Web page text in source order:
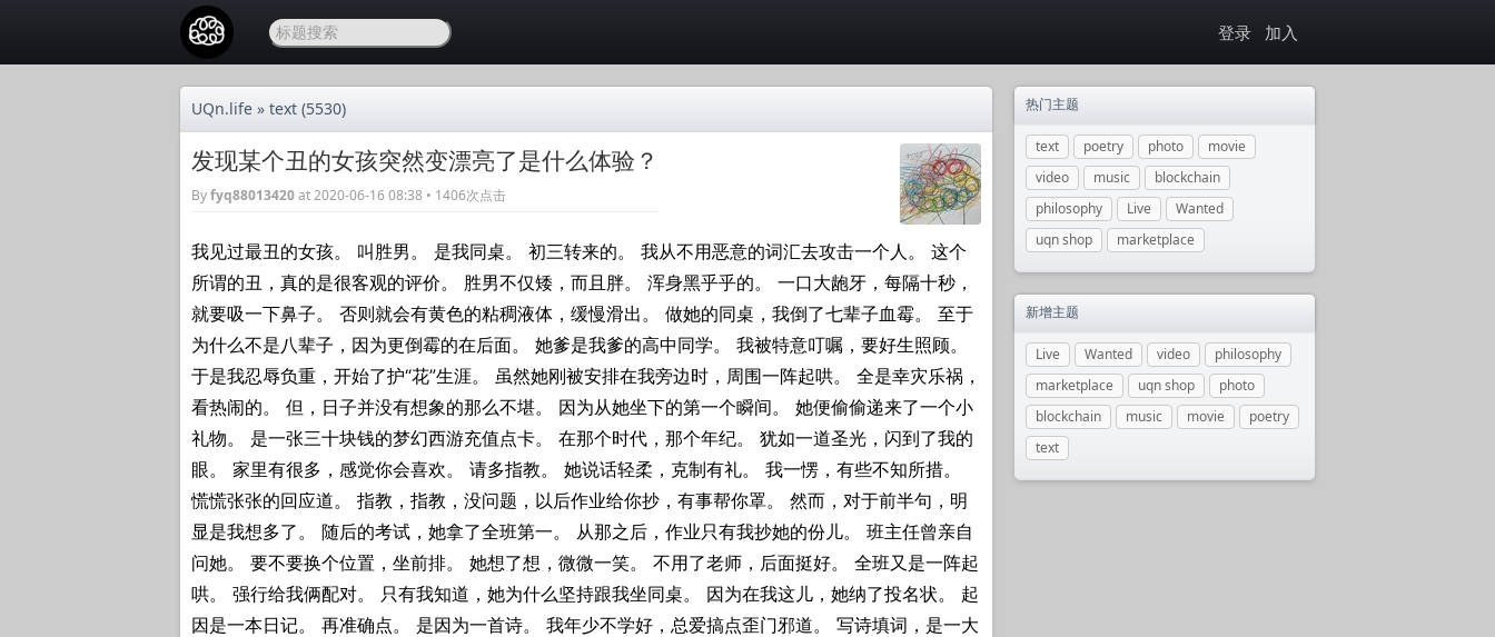
登录 加入
UQn.life » text (5530)
发现某个丑的女孩突然变漂亮了是什么体验？
Byfyq88013420at 2020-06-16 08:38 • 1406次点击
我见过最丑的女孩。 叫胜男。 是我同桌。 初三转来的。 我从不用恶意的词汇去攻击一个人。 这个
所谓的丑，真的是很客观的评价。 胜男不仅矮，而且胖。 浑身黑乎乎的。 一口大龅牙，每隔十秒，
就要吸一下鼻子。 否则就会有黄色的粘稠液体，缓慢滑出。 做她的同桌，我倒了七辈子血霉。 至于
为什么不是八辈子，因为更倒霉的在后面。 她爹是我爹的高中同学。 我被特意叮嘱，要好生照顾。
于是我忍辱负重，开始了护“花”生涯。 虽然她刚被安排在我旁边时，周围一阵起哄。 全是幸灾乐祸，
看热闹的。 但，日子并没有想象的那么不堪。 因为从她坐下的第一个瞬间。 她便偷偷递来了一个小
礼物。 是一张三十块钱的梦幻西游充值点卡。 在那个时代，那个年纪。 犹如一道圣光，闪到了我的
眼。 家里有很多，感觉你会喜欢。 请多指教。 她说话轻柔，克制有礼。 我一愣，有些不知所措。
慌慌张张的回应道。 指教，指教，没问题，以后作业给你抄，有事帮你罩。 然而，对于前半句，明
显是我想多了。 随后的考试，她拿了全班第一。 从那之后，作业只有我抄她的份儿。 班主任曾亲自
问她。 要不要换个位置，坐前排。 她想了想，微微一笑。 不用了老师，后面挺好。 全班又是一阵起
哄。 强行给我俩配对。 只有我知道，她为什么坚持跟我坐同桌。 因为在我这儿，她纳了投名状。 起
因是一本日记。 再准确点。 是因为一首诗。 我年少不学好，总爱搞点歪门邪道。 写诗填词，是一大
热门主题
text poetry photo
movie
video
music
blockchain
philosophy
Live
Wanted
uqn shop
marketplace
新增主题
Live Wanted video
philosophy
marketplace
uqn shop
photo
blockchain
music movie
poetry
text